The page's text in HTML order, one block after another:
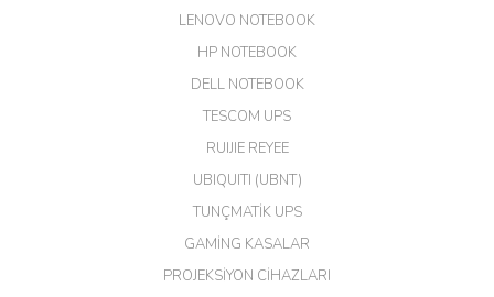
GÜRKAN KETHÜDAOĞLU |
Her şey için teşekkür ederim çok
LENOVO NOTEBOOK
HP NOTEBOOK
DELL NOTEBOOK
TESCOM UPS
RUIJIE REYEE
UBIQUITI (UBNT)
TUNÇMATİK UPS
GAMİNG KASALAR
PROJEKSİYON CİHAZLARI